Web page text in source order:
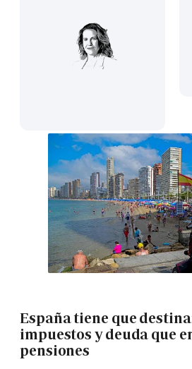
España tiene que
impuestos y deuda que
pensiones